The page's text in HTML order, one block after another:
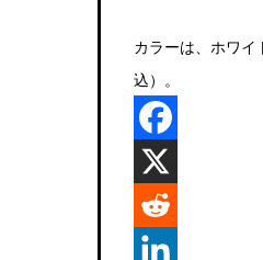
カラーは、ホワ
込）。